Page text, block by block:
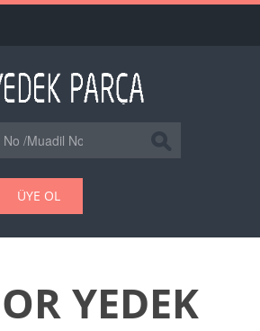
Parça
Yedekparça Sorgulama
ÜYE OL
YEDEK